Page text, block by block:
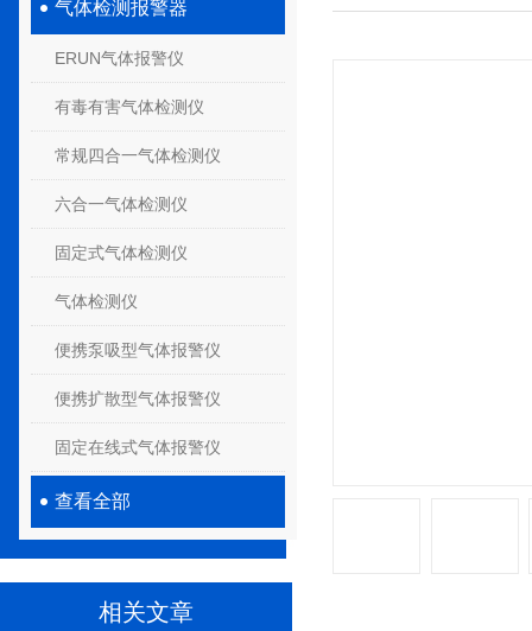
气体检测报警器
ERUN气体报警仪
有毒有害气体检测仪
常规四合一气体检测仪
六合一气体检测仪
固定式气体检测仪
气体检测仪
便携泵吸型气体报警仪
便携扩散型气体报警仪
固定在线式气体报警仪
查看全部
相关文章